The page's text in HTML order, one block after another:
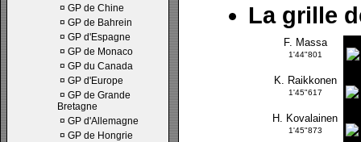
¤ GP de Chine
¤ GP de Bahrein
¤ GP d'Espagne
¤ GP de Monaco
¤ GP du Canada
¤ GP d'Europe
¤ GP de Grande
Bretagne
¤ GP d'Allemagne
¤ GP de Hongrie
La grille
F. Massa
1'44"801
K. Raikkonen
1'45"617
H. Kovalainen
1'45"873